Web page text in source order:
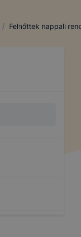
/ Felnőttek nappali